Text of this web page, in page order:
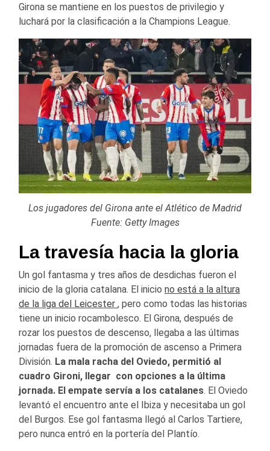
Girona se mantiene en los puestos de privilegio y
luchará por la clasificación a la Champions League.
Los jugadores del Girona ante el Atlético de Madrid
Fuente: Getty Images
La travesía hacia la gloria
Un gol fantasma y tres años de desdichas fueron el
inicio de la gloria catalana. El inicio no está a la altura
de la liga del Leicester , pero como todas las historias
tiene un inicio rocambolesco. El Girona, después de
rozar los puestos de descenso, llegaba a las últimas
jornadas fuera de la promoción de ascenso a Primera
División. La mala racha del Oviedo, permitió al
cuadro Gironi, llegar con opciones a la última
jornada. El empate servía a los catalanes. El Oviedo
levantó el encuentro ante el Ibiza y necesitaba un gol
del Burgos. Ese gol fantasma llegó al Carlos Tartiere,
pero nunca entró en la portería del Plantío.